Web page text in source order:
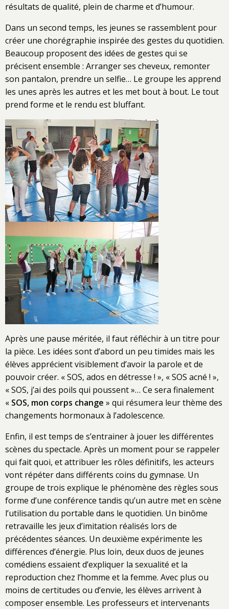
résultats de qualité, plein de charme et d’humour.
Dans un second temps, les jeunes se rassemblent pour
créer une chorégraphie inspirée des gestes du quotidien.
Beaucoup proposent des idées de gestes qui se
précisent ensemble : Arranger ses cheveux, remonter
son pantalon, prendre un selfie… Le groupe les apprend
les unes après les autres et les met bout à bout. Le tout
prend forme et le rendu est bluffant.
Après une pause méritée, il faut réfléchir à un titre pour
la pièce. Les idées sont d’abord un peu timides mais les
élèves apprécient visiblement d’avoir la parole et de
pouvoir créer. « SOS, ados en détresse ! », « SOS acné ! »,
« SOS, j’ai des poils qui poussent »… Ce sera finalement
« SOS, mon corps change » qui résumera leur thème des
changements hormonaux à l’adolescence.
Enfin, il est temps de s’entrainer à jouer les différentes
scènes du spectacle. Après un moment pour se rappeler
qui fait quoi, et attribuer les rôles définitifs, les acteurs
vont répéter dans différents coins du gymnase. Un
groupe de trois explique le phénomène des règles sous
forme d’une conférence tandis qu’un autre met en scène
l’utilisation du portable dans le quotidien. Un binôme
retravaille les jeux d’imitation réalisés lors de
précédentes séances. Un deuxième expérimente les
différences d’énergie. Plus loin, deux duos de jeunes
comédiens essaient d’expliquer la sexualité et la
reproduction chez l’homme et la femme. Avec plus ou
moins de certitudes ou d’envie, les élèves arrivent à
composer ensemble. Les professeurs et intervenants